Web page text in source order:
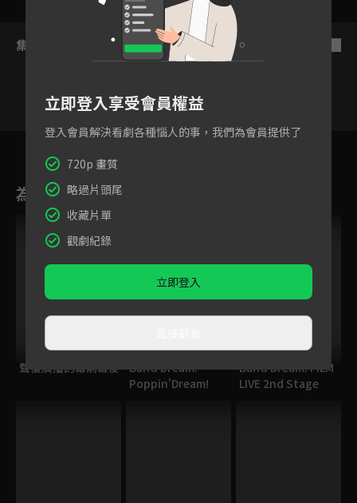
集數列表
8 9 10 11 12
為您推薦
聲優廣播的幕前幕後 BanG Dream!
Poppin'Dream!
BanG Dream! FILM
LIVE 2nd Stage
立即登入享受會員權益
登入會員解決看劇各種惱人的事，我們為會員提供了
720p 畫質
略過片頭尾
收藏片單
觀劇紀錄
立即登入